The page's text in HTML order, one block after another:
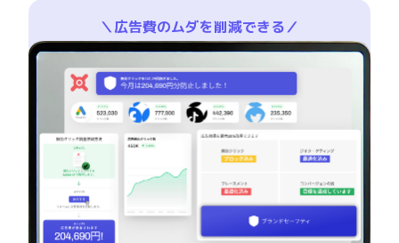
＼広告費のムダを削減できる／